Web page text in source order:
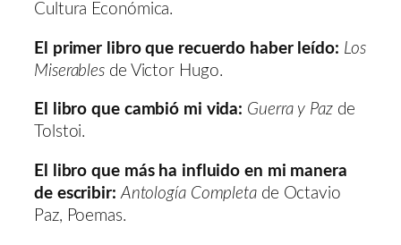
Cultura Económica.
El primer libro que recuerdo haber leído: Los
Miserables de Victor Hugo.
El libro que cambió mi vida: Guerra y Paz de
Tolstoi.
El libro que más ha influido en mi manera
de escribir: Antología Completa de Octavio
Paz, Poemas.